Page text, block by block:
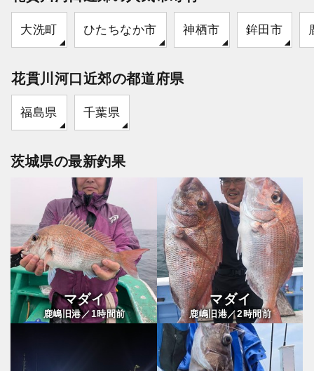
大洗町 ひたちなか市 神栖市 鉾田市
花貫川河口近郊の都道府県
福島県 千葉県
茨城県の最新釣果
マダイ
鹿嶋旧港／ 1時間前
マダイ
鹿嶋旧港／2時間前